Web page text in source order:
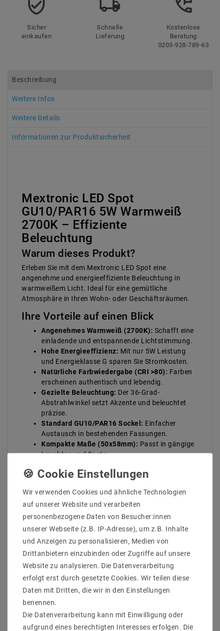
Sicher
einkaufen
Schnelle
Lieferung
Kostenlose
Beratung
0203-928-789-63
Beschreibung
Weitere Infos
Weitere Details
Informationen zur Produktsicherheit
Mextronic LED Spot
GU10/PAR16 5W Warmweiß
2700K – Effiziente
Beleuchtung
Warum dieses Produkt?
Erleben Sie mit dem Mextronic LED Spot eine
angenehme und energieeffiziente Beleuchtung in
warmweißem Licht. Ideal für eine gemütliche
Atmosphäre in Ihren Wohn- oder Geschäftsräumen.
Ihre Vorteile auf einen Blick
Angenehmes Warmweiß (2700K): Schafft eine
einladende und entspannende Lichtstimmung.
Hohe Energieeffizienz: Mit nur 5W Leistung
und Energieklasse G sparen Sie Stromkosten.
Natürliche Farbwiedergabe (CRI >80): Farben
erscheinen authentisch und lebendig.
Gezielte Beleuchtung: Der 36-Grad-
Abstrahlwinkel setzt Akzente und beleuchtet
präzise.
Standard GU10/PAR16 Sockel: Einfacher
Austausch in bestehenden Fassungen.
Kompakte Maße (50x58mm): Passt in gängige
Leuchten und Spots.
Hersteller Bauform : Spots-Strahler
EAN : 4260204863818
Leistung (W) : 5
Sockel : GU10 / PAR16
Bauform : Spots
Spannung (Volt) / Stromstärk bis : 230V AC
Lichtfarb(K) : 2700
Farbwiedergabe : 80
Energieklasse (2019/2015) : G
Abstrahlwinkel (Grad) : 36
Lichtstrom (Lumen) : 320
Dimmbarkeit : nicht dimmbar
Maß (DxL mm) : 50x58
Wir verwenden Cookies und ähnliche Technologien
auf unserer Website und verarbeiten
personenbezogene Daten von Besucher:innen
unserer Webseite (z.B. IP-Adresse), um z.B. Inhalte
und Anzeigen zu personalisieren, Medien von
Drittanbietern einzubinden oder Zugriffe auf unsere
Website zu analysieren. Die Datenverarbeitung
erfolgt erst durch gesetzte Cookies. Wir teilen diese
Daten mit Dritten, die wir in den Einstellungen
benennen.
Die Datenverarbeitung kann mit Einwilligung oder
aufgrund eines berechtigten Interesses erfolgen. Die